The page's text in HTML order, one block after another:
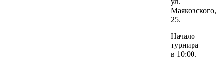
ул.
Маяковского,
25.
Начало
турнира
в 10:00.